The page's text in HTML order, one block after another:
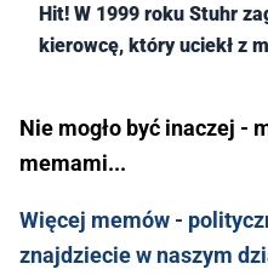
Hit! W 1999 roku Stuhr
kierowcę, który uciekł z
Nie mogło być inaczej -
memami...
Więcej memów -
znajdziecie w naszym